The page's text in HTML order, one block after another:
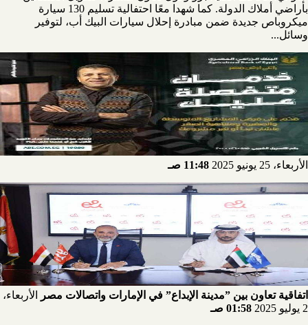
بأراضي أملاك الدولة. كما شهدا معًا احتفالية تسليم 130 سيارة
ميكروباص جديدة ضمن مبادرة إحلال سيارات البيك أب، لتوفير
وسائل...
الأربعاء، 25 يونيو 2025 11:48 صـ
اتفاقية تعاون بين ”مدينة الإبداع” في الإمارات واتصالات مصر
الأربعاء،
2 يوليو 2025
01:58 صـ